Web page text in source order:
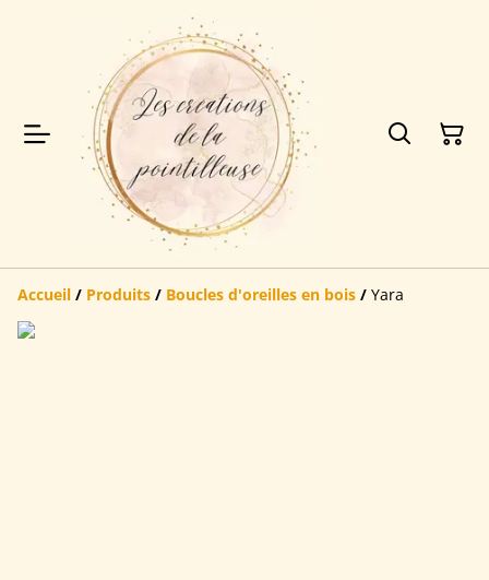
Accueil / Produits / Boucles d'oreilles en bois / Yara